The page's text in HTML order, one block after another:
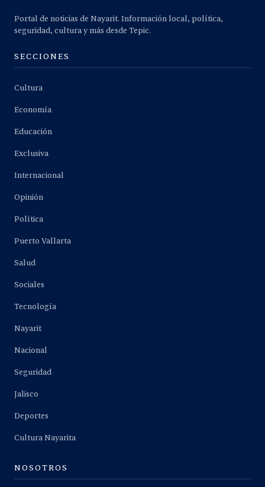
Portal de noticias de Nayarit. Información local, política,
seguridad, cultura y más desde Tepic.
SECCIONES
Cultura
Economía
Educación
Exclusiva
Internacional
Opinión
Política
Puerto Vallarta
Salud
Sociales
Tecnología
Nayarit
Nacional
Seguridad
Jalisco
Deportes
Cultura Nayarita
NOSOTROS